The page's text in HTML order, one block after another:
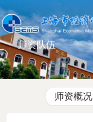
师资队伍
师资概况